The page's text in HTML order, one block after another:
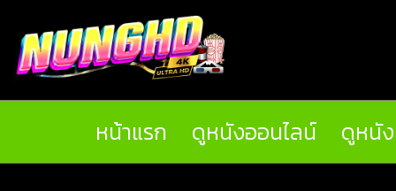
หน้าแรก ดูหนังออนไลน์ ดูหนั